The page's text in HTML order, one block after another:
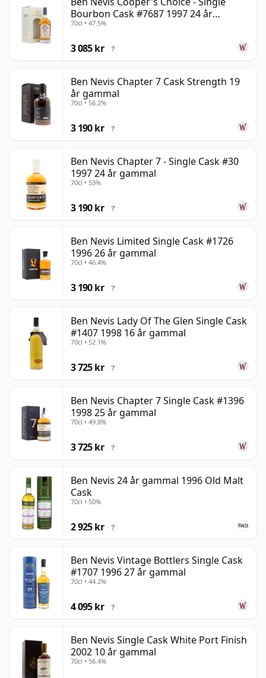
Bourbon Cask #7687 1997 24 år
gammal
70cl • 47.5%
3 085 kr ?
Ben Nevis Chapter 7 Cask Strength 19
år gammal
70cl • 56.2%
3 190 kr ?
Ben Nevis Chapter 7 - Single Cask #30
1997 24 år gammal
70cl • 53%
3 190 kr ?
Ben Nevis Limited Single Cask #1726
1996 26 år gammal
70cl • 46.4%
3 190 kr ?
Ben Nevis Lady Of The Glen Single Cask
#1407 1998 16 år gammal
70cl • 52.1%
3 725 kr ?
Ben Nevis Chapter 7 Single Cask #1396
1998 25 år gammal
70cl • 49.8%
3 725 kr ?
Ben Nevis 24 år gammal 1996 Old Malt
Cask
70cl • 50%
2 925 kr ?
Ben Nevis Vintage Bottlers Single Cask
#1707 1996 27 år gammal
70cl • 44.2%
4 095 kr ?
Ben Nevis Single Cask White Port Finish
2002 10 år gammal
70cl • 56.4%